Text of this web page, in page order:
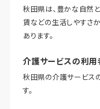
秋田県は、豊かな自然
賃などの生活しやすさ
あります。
介護サービスの利
秋田県の介護サービス
す。